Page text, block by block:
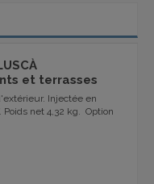
et terrasses
Injectée en
net 4,32 kg.
Option